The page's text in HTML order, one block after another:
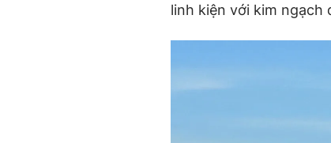
linh kiện với kim ngạch